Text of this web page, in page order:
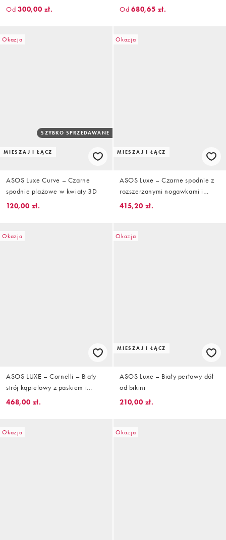
wzorem 3D: koszula i spodnie
Od 300,00 zł.
spodnie z szerokimi nogawkami
Od 680,65 zł.
Okazja
MIESZAJ I ŁĄCZ
SZYBKO SPRZEDAWANE
ASOS Luxe Curve – Czarne
spodnie plażowe w kwiaty 3D
120,00 zł.
Okazja
MIESZAJ I ŁĄCZ
ASOS Luxe – Czarne spodnie z
rozszerzanymi nogawkami i
zdobieniami, część zestawu
415,20 zł.
Okazja
ASOS LUXE – Cornelli – Biały
strój kąpielowy z paskiem i
ozdobnymi kwiatkami
468,00 zł.
Okazja
MIESZAJ I ŁĄCZ
ASOS Luxe – Biały perłowy dół
od bikini
210,00 zł.
Okazja Okazja